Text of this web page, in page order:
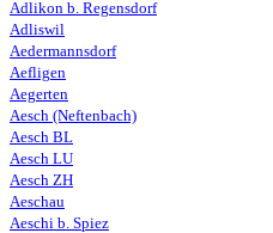
Adlikon b. Regensdorf
Adliswil
Aedermannsdorf
Aefligen
Aegerten
Aesch (Neftenbach)
Aesch BL
Aesch LU
Aesch ZH
Aeschau
Aeschi b. Spiez